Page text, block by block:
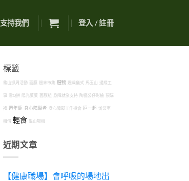
支持我們 登入 / 註冊
標籤
龜山抓周活動 面膜 週末市集 選物 週歲儀式 馬玉山 邊緣工
事 雪Q餅 陽光菓菓 面膜組 身障就業支持 陶瓷公仔彩繪 預購
禮 週年慶 身心障礙者 身心障礙工作機會 逗一起 辦公室
租借 輕食 龜山場租
近期文章
【健康職場】會呼吸的場地出